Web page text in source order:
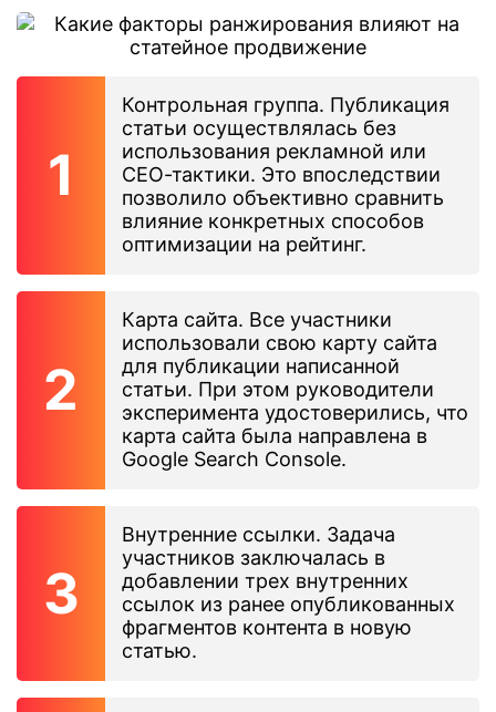
Контрольная группа. Публикация
статьи осуществлялась без
использования рекламной или
СЕО-тактики. Это впоследствии
позволило объективно сравнить
влияние конкретных способов
оптимизации на рейтинг.
Карта сайта. Все участники
использовали свою карту сайта
для публикации написанной
статьи. При этом руководители
эксперимента удостоверились, что
карта сайта была направлена в
Google Search Console.
Внутренние ссылки. Задача
участников заключалась в
добавлении трех внутренних
ссылок из ранее опубликованных
фрагментов контента в новую
статью.